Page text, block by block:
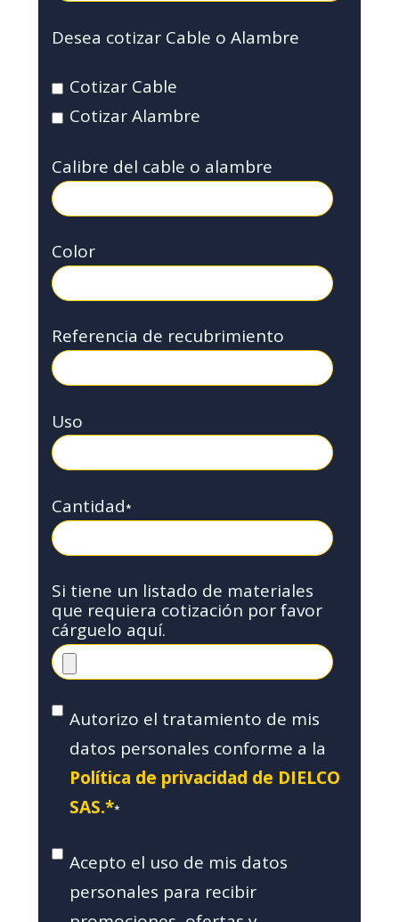
Desea cotizar Cable o Alambre
Cotizar Cable
Cotizar Alambre
Calibre del cable o alambre
Color
Referencia de recubrimiento
Uso
Cantidad*
Si tiene un listado de materiales
que requiera cotización por favor
cárguelo aquí.
Autorizo el tratamiento de mis
datos personales conforme a la
Política de privacidad de DIELCO
SAS.**
Acepto el uso de mis datos
personales para recibir